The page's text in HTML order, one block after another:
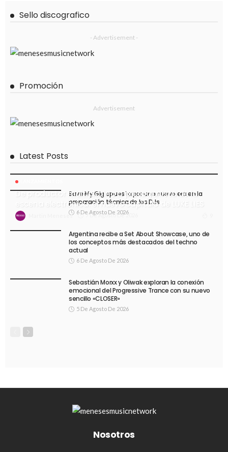
Sello discografico
- Advertisement -
Promoción
Advertisement
Latest Posts
De productor multiplatino a protagonista de la
escena electrónica: el nuevo capítulo de LUKE LIES
Martin Meneses 7 De Agosto De 2026
Save My Gig apuesta por una nueva era en la
preparación técnica de los DJs
6 De Agosto De 2026
Argentina recibe a Set About Showcase, uno de
los conceptos más destacados del techno
actual
6 De Agosto De 2026
Sebastián Morxx y Oliwak exploran la conexión
emocional del Progressive Trance con su nuevo
sencillo «CLOSER»
5 De Agosto De 2026
Nosotros